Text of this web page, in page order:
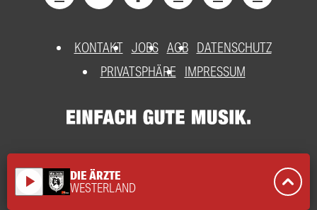
KONTAKT JOBS AGB DATENSCHUTZ
PRIVATSPHÄRE
IMPRESSUM
play_arrow DIE ÄRZTE
WESTERLAND